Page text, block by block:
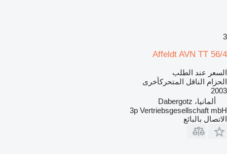
3
Affeldt AVN TT 56/4
السعر عند الطلب
الحزام الناقل المتحركأخرى
2003
ألمانيا، Dabergotz
3p Vertriebsgesellschaft mbH
الاتصال بالبائع